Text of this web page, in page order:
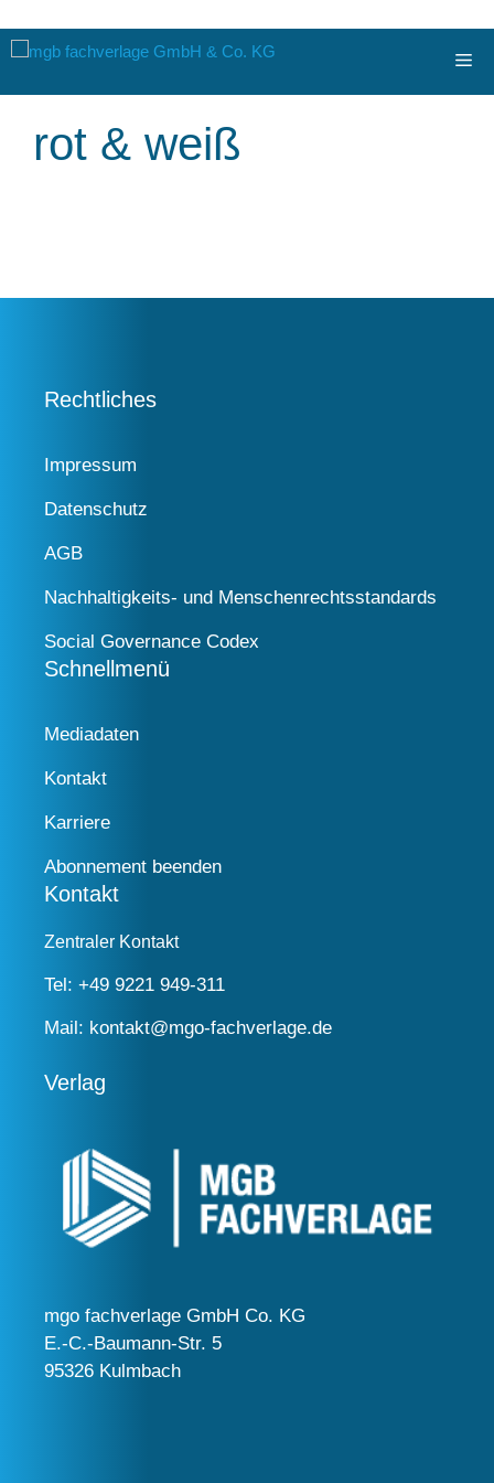
Zum
springen
rot & weiß
Rechtliches
Impressum
Datenschutz
AGB
Nachhaltigkeits- und Menschenrechtsstandards
Social Governance Codex
Schnellmenü
Mediadaten
Kontakt
Karriere
Abonnement beenden
Kontakt
Zentraler Kontakt
Tel: +49 9221 949-311
Mail: kontakt@mgo-fachverlage.de
Verlag
mgo fachverlage GmbH Co. KG
E.-C.-Baumann-Str. 5
95326 Kulmbach